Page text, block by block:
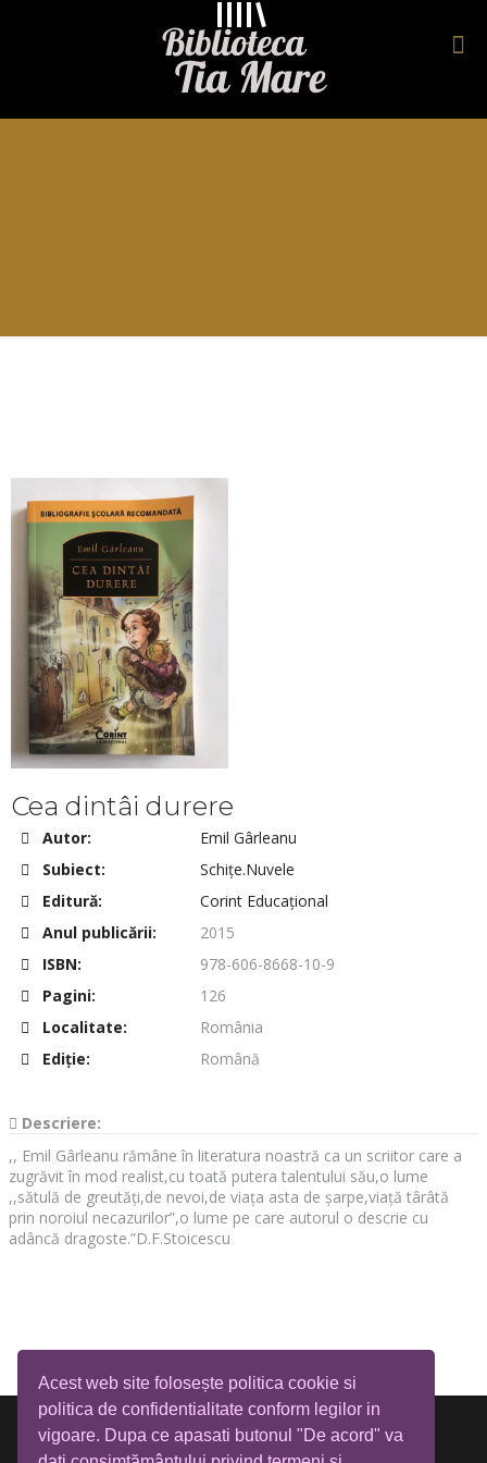
Acest web site folosește politica cookie si
politica de confidentialitate conform legilor in
vigoare. Dupa ce apasati butonul "De acord" va
Cea dintâi durere
Autor:
Emil Gârleanu
Subiect:
Schițe.Nuvele
Editură:
Corint Educațional
Anul publicării:
2015
ISBN:
978-606-8668-10-9
Pagini:
126
Localitate:
România
Ediţie:
Română
Descriere:
,, Emil Gârleanu rămâne în literatura noastră ca un scriitor care a
zugrăvit în mod realist,cu toată putera talentului său,o lume
,,sătulă de greutăți,de nevoi,de viața asta de șarpe,viață târâtă
prin noroiul necazurilor”,o lume pe care autorul o descrie cu
adâncă dragoste.”D.F.Stoicescu